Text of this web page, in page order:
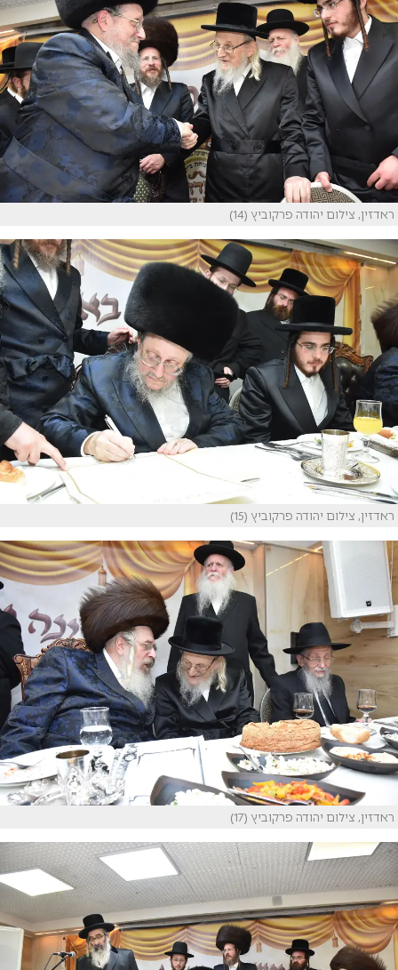
ראדזין, צילום יהודה פרקוביץ (14)
ראדזין, צילום יהודה פרקוביץ (15)
ראדזין, צילום יהודה פרקוביץ (17)